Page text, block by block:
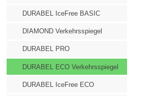
DURABEL IceFree BASIC
DIAMOND Verkehrsspiegel
DURABEL PRO
DURABEL ECO Verkehrsspiegel
DURABEL IceFree ECO